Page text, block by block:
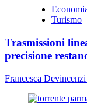
Turismo
Trasmissioni
precisione
Francesca Devincenzi